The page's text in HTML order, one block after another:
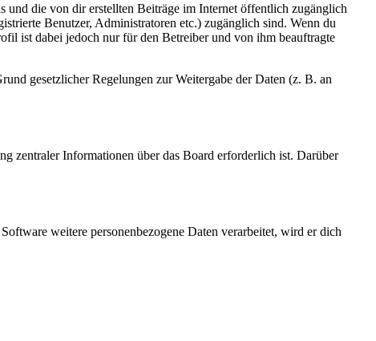
und die von dir erstellten Beiträge im Internet öffentlich zugänglich
Benutzer, Administratoren etc.) zugänglich sind. Wenn du
ist dabei jedoch nur für den Betreiber und von ihm beauftragte
gesetzlicher Regelungen zur Weitergabe der Daten (z. B. an
zentraler Informationen über das Board erforderlich ist. Darüber
weitere personenbezogene Daten verarbeitet, wird er dich